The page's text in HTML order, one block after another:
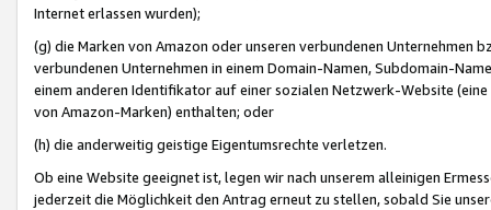
Internet erlassen wurden);
(g) die Marken von Amazon oder unseren verbundenen Unternehmen
verbundenen Unternehmen in einem Domain-Namen, Subdomain-
einem anderen Identifikator auf einer sozialen Netzwerk-Website
von Amazon-Marken) enthalten; oder
(h) die anderweitig geistige Eigentumsrechte verletzen.
Ob eine Website geeignet ist, legen wir nach unserem alleinigen
jederzeit die Möglichkeit den Antrag erneut zu stellen, sobald Sie